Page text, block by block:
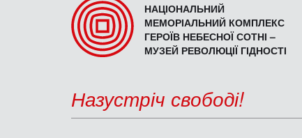
НАЦІОНАЛЬНИЙ
МЕМОРІАЛЬНИЙ КОМПЛЕКС
ГЕРОЇВ НЕБЕСНОЇ СОТНІ –
МУЗЕЙ РЕВОЛЮЦІЇ ГІДНОСТІ
Назустріч свободі!